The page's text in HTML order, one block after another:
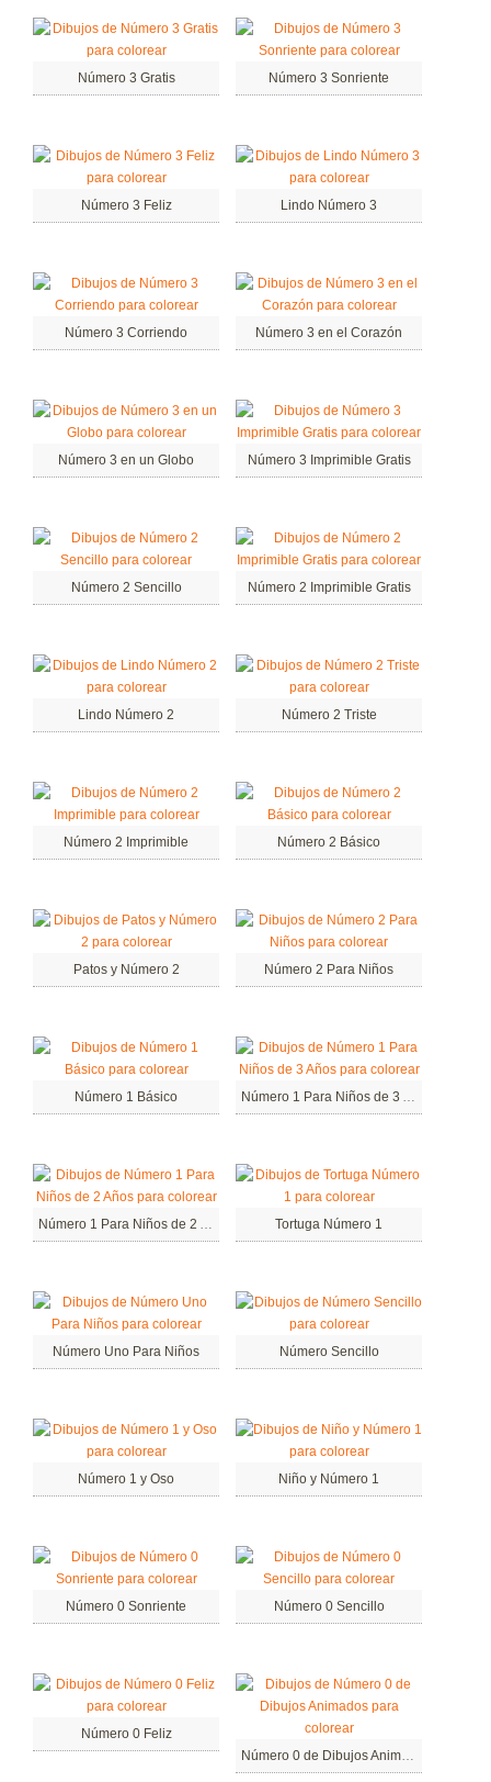
Número 3 Gratis Número 3 Sonriente
Número 3 Feliz Lindo Número 3
Número 3 Corriendo Número 3 en el Corazón
Número 3 en un Globo Número 3 Imprimible Gratis
Número 2 Sencillo Número 2 Imprimible Gratis
Lindo Número 2 Número 2 Triste
Número 2 Imprimible Número 2 Básico
Patos y Número 2 Número 2 Para Niños
Número 1 Básico Número 1 Para Niños de 3 Años
Número 1 Para Niños de 2 Años Tortuga Número 1
Número Uno Para Niños Número Sencillo
Número 1 y Oso Niño y Número 1
Número 0 Sonriente Número 0 Sencillo
Número 0 Feliz
Número 0 de Dibujos Animados